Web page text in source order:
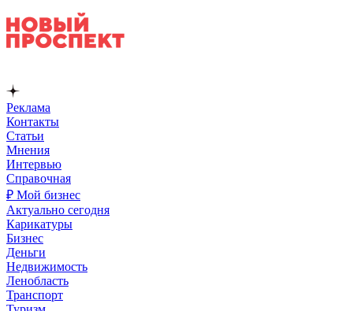
Реклама
Контакты
Статьи
Мнения
Интервью
Справочная
₽ Мой бизнес
Актуально сегодня
Карикатуры
Бизнес
Деньги
Недвижимость
Ленобласть
Транспорт